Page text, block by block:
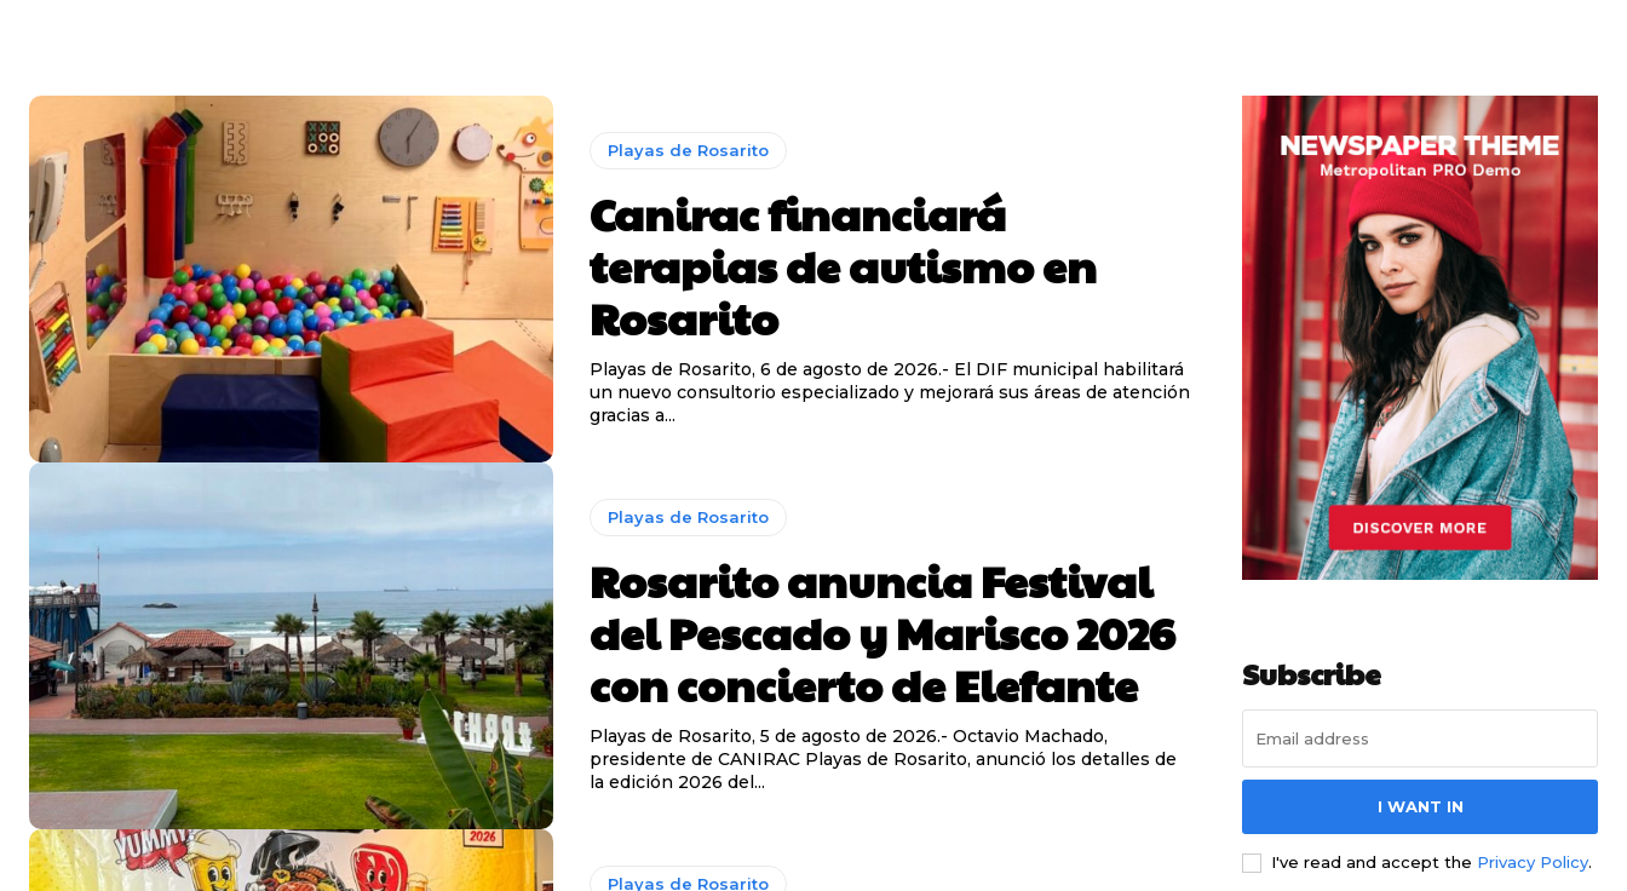
Playas de Rosarito
Canirac financiará
terapias de autismo en
Rosarito
Playas de Rosarito, 6 de agosto de 2026.- El DIF municipal habilitará
un nuevo consultorio especializado y mejorará sus áreas de atención
gracias a...
Playas de Rosarito
Rosarito anuncia Festival
del Pescado y Marisco 2026
con concierto de Elefante
Playas de Rosarito, 5 de agosto de 2026.- Octavio Machado,
presidente de CANIRAC Playas de Rosarito, anunció los detalles de
la edición 2026 del...
Playas de Rosarito
Subscribe
I WANT IN
I've read and accept the Privacy Policy.